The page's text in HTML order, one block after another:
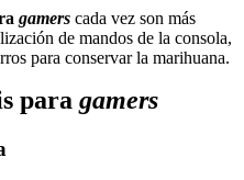
gamers cada vez son más
de mandos de la consola,
para conservar la marihuana.
para gamers